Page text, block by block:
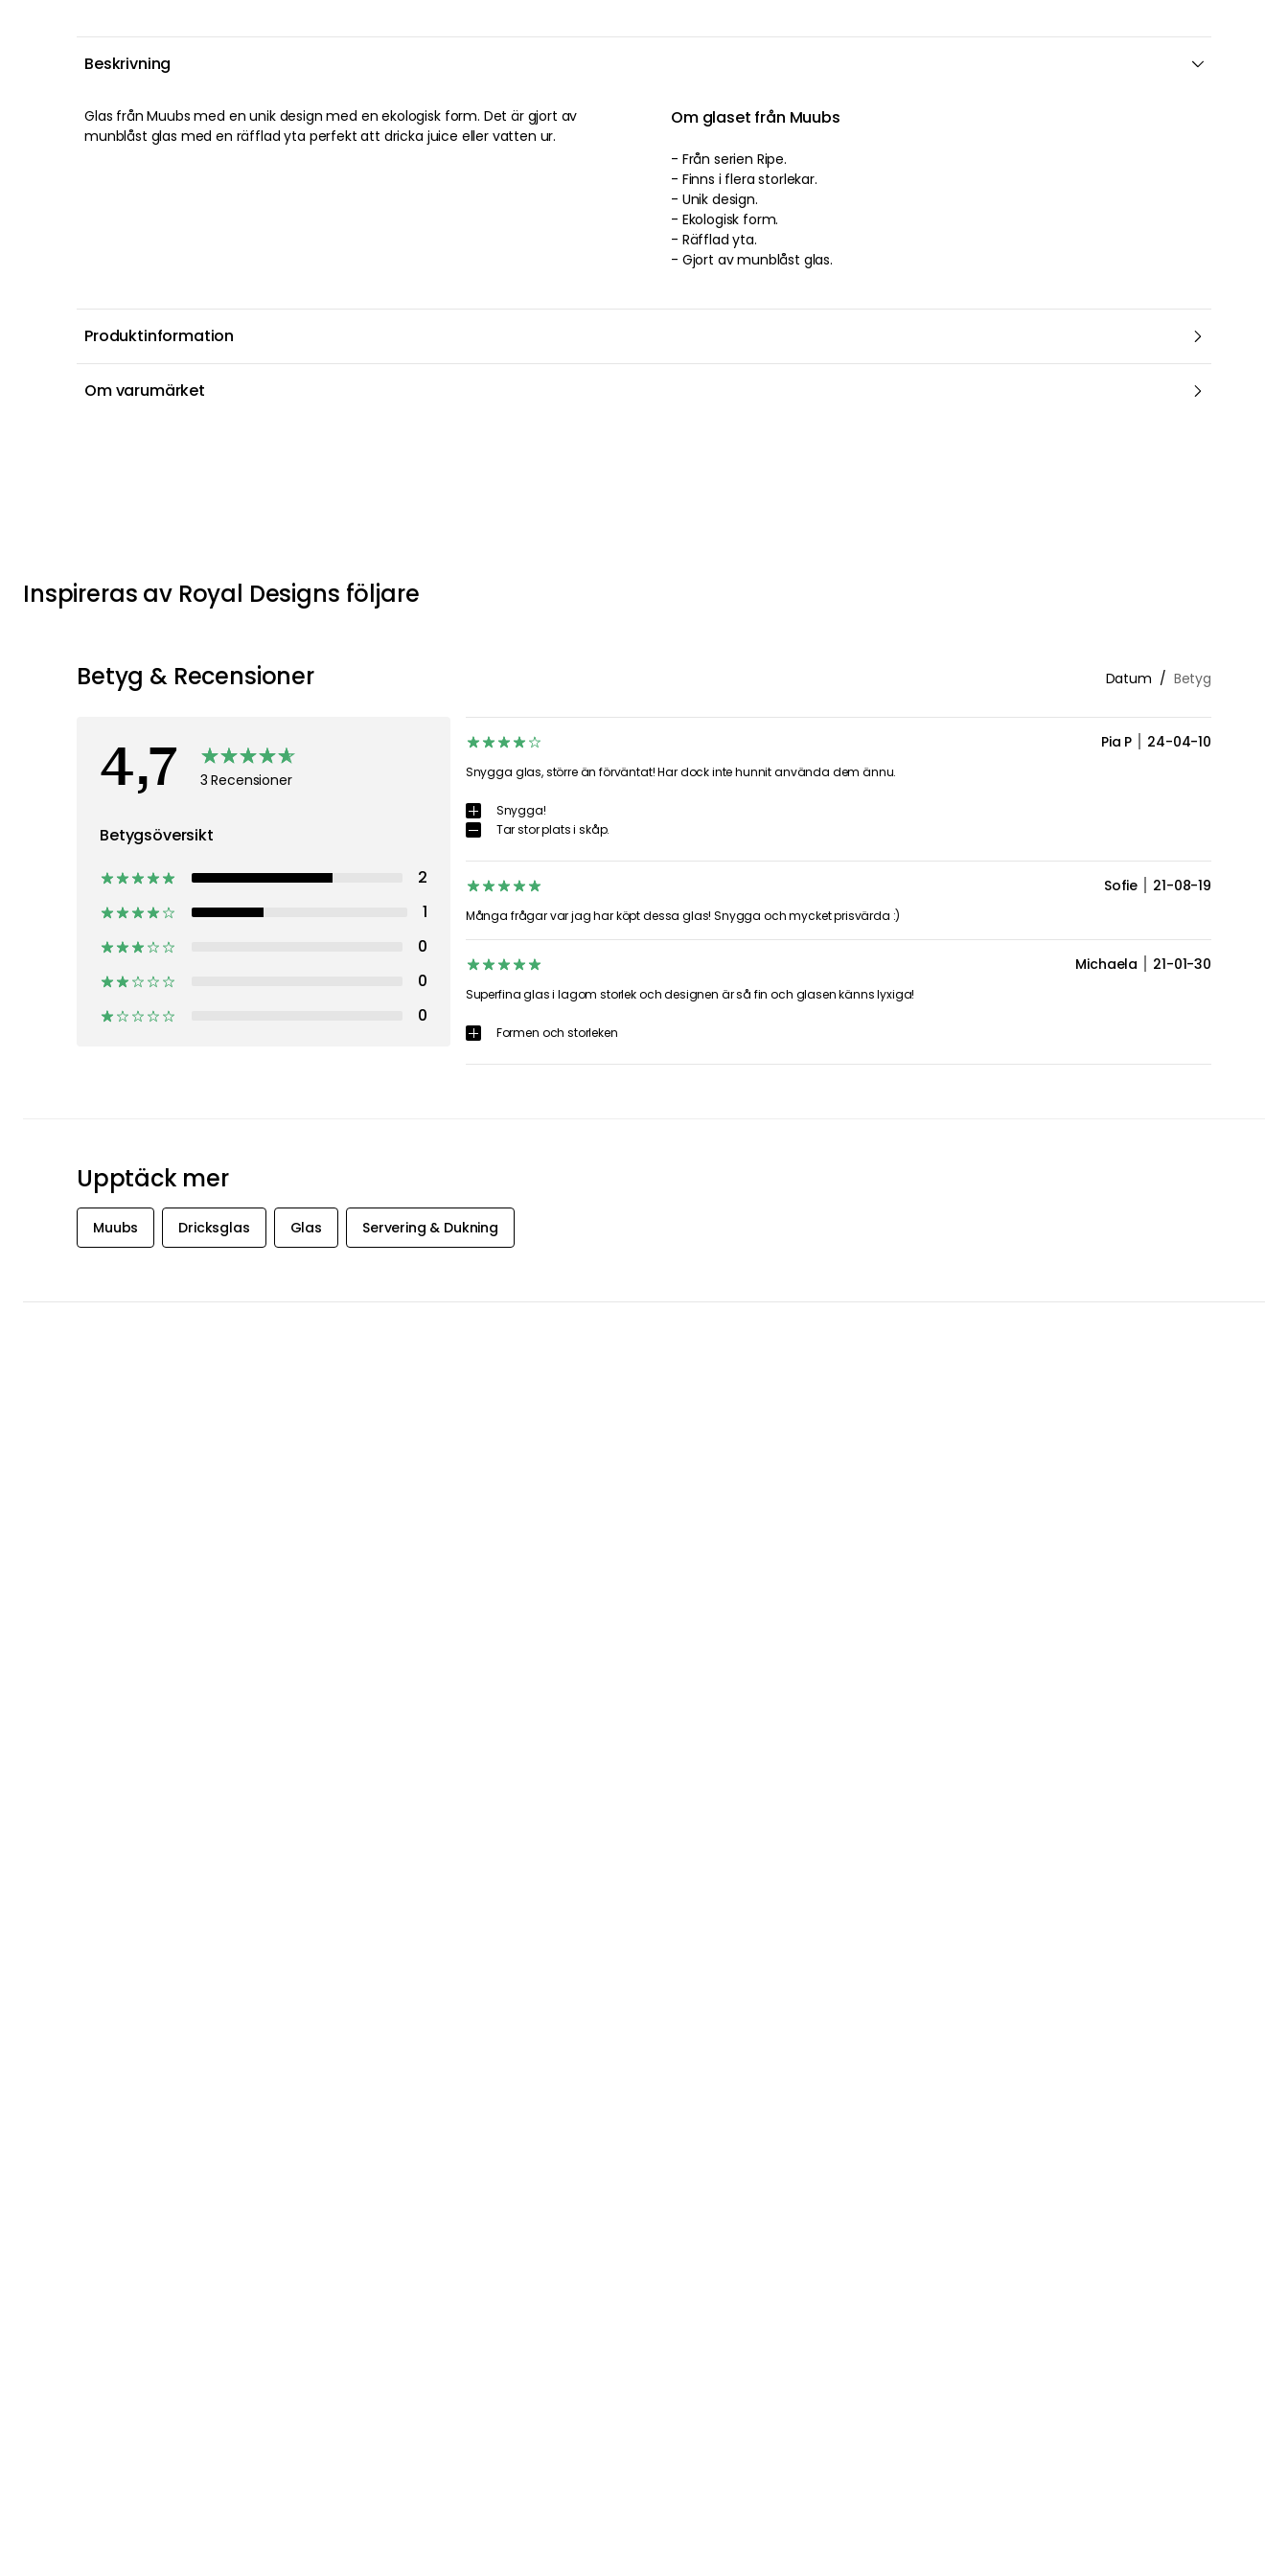
Beskrivning
Glas från Muubs med en unik design med en ekologisk form. Det är gjort av
munblåst glas med en räfflad yta perfekt att dricka juice eller vatten ur.
Om glaset från Muubs
- Från serien Ripe.
- Finns i flera storlekar.
- Unik design.
- Ekologisk form.
- Räfflad yta.
- Gjort av munblåst glas.
Produktinformation
Om varumärket
Inspireras av Royal Designs följare
Betyg & Recensioner
4,7 3 Recensioner
Betygsöversikt
2
1
0
0
0
Datum Betyg
Pia P 24-04-10
Snygga glas, större än förväntat! Har dock inte hunnit använda dem ännu.
Snygga!
Tar stor plats i skåp.
Sofie 21-08-19
Många frågar var jag har köpt dessa glas! Snygga och mycket prisvärda :)
Michaela 21-01-30
Superfina glas i lagom storlek och designen är så fin och glasen känns lyxiga!
Formen och storleken
Upptäck mer
Muubs Dricksglas Glas Servering & Dukning